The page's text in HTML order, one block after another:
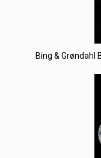
Bing &